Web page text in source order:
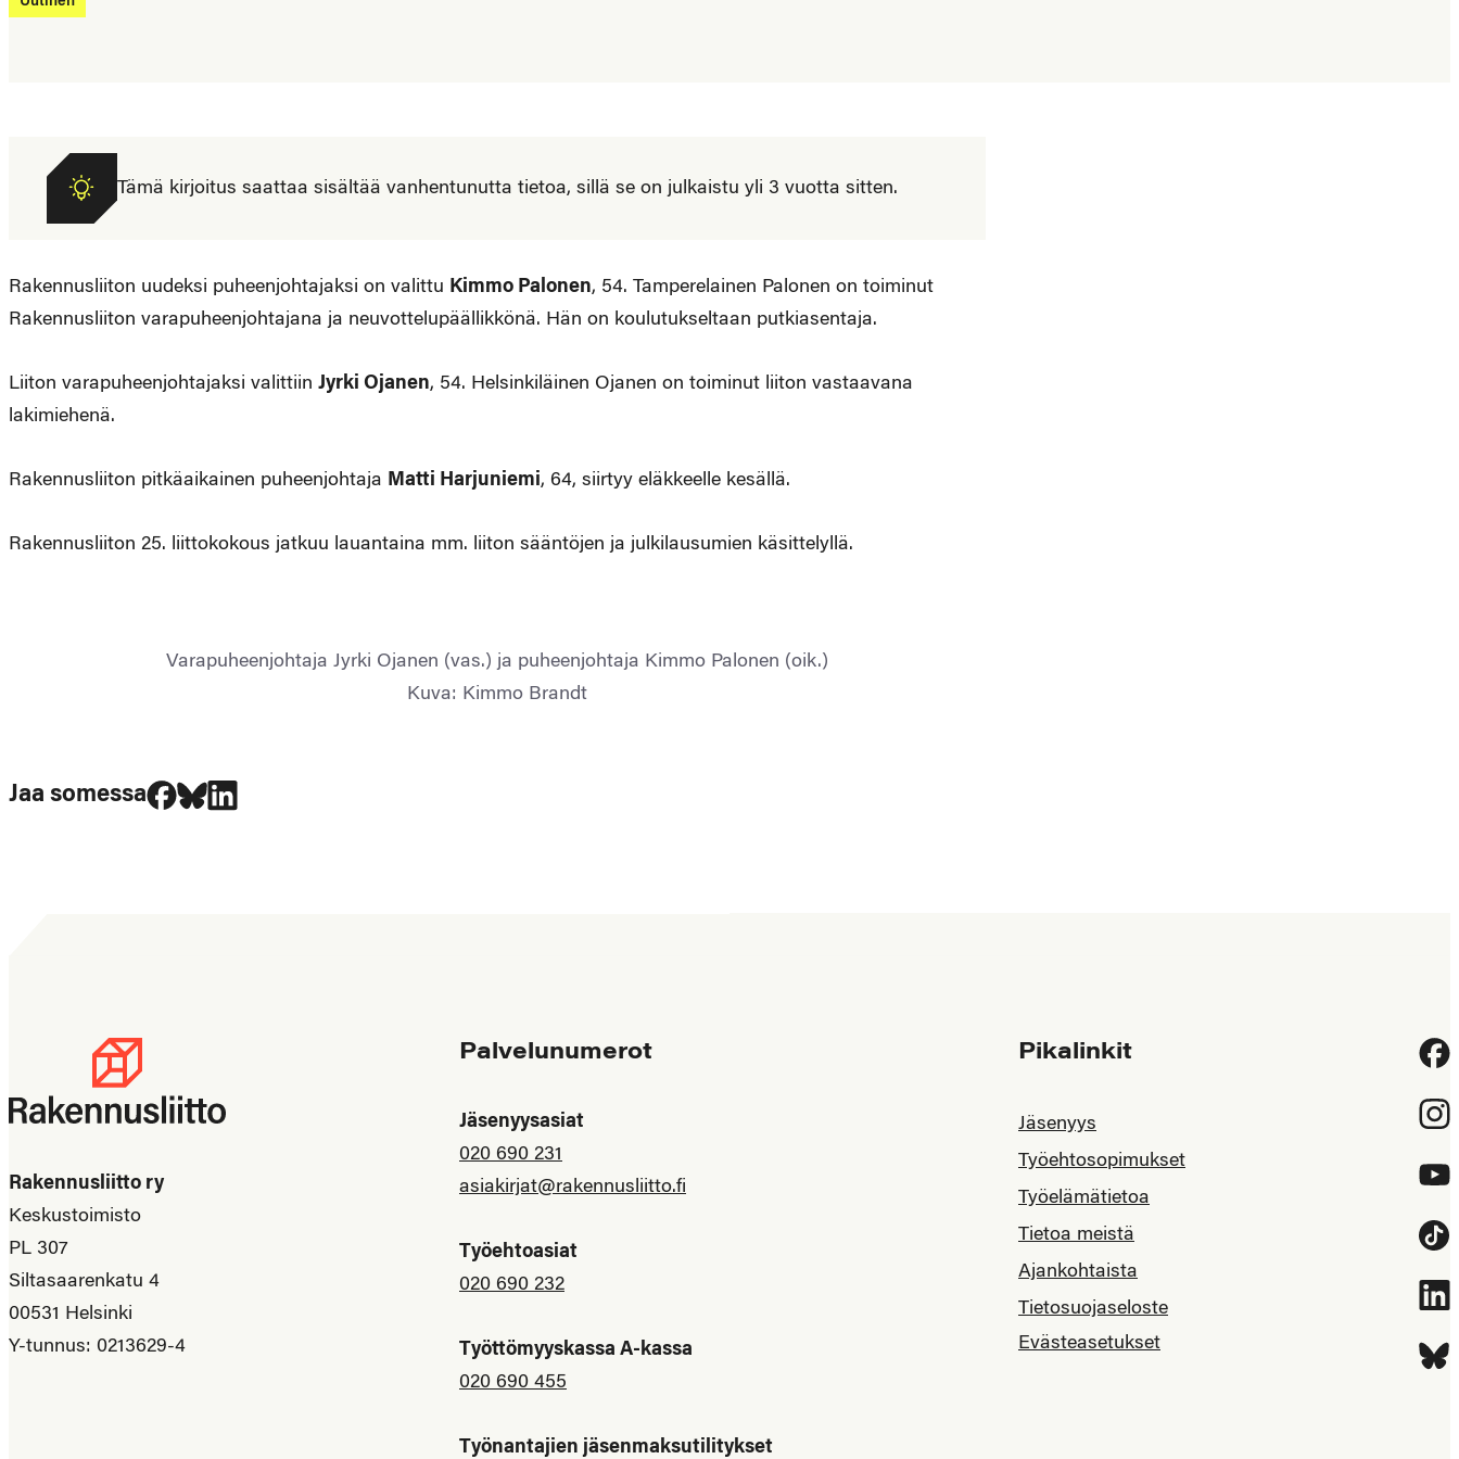
Tämä kirjoitus saattaa sisältää vanhentunutta tietoa, sillä se on julkaistu yli 3 vuotta sitten.
Rakennusliiton uudeksi puheenjohtajaksi on valittu Kimmo Palonen, 54. Tamperelainen Palonen on toiminut
Rakennusliiton varapuheenjohtajana ja neuvottelupäällikkönä. Hän on koulutukseltaan putkiasentaja.
Liiton varapuheenjohtajaksi valittiin Jyrki Ojanen, 54. Helsinkiläinen Ojanen on toiminut liiton vastaavana
lakimiehenä.
Rakennusliiton pitkäaikainen puheenjohtaja Matti Harjuniemi, 64, siirtyy eläkkeelle kesällä.
Rakennusliiton 25. liittokokous jatkuu lauantaina mm. liiton sääntöjen ja julkilausumien käsittelyllä.
Varapuheenjohtaja Jyrki Ojanen (vas.) ja puheenjohtaja Kimmo Palonen (oik.)
Kuva: Kimmo Brandt
Jaa somessa
Jaa Facebookissa
Jaa Blueskyssa
Jaa LinkedIn:ssä
Rakennusliitto ry
Keskustoimisto
PL 307
Siltasaarenkatu 4
00531 Helsinki
Y-tunnus: 0213629-4
Palvelunumerot
Jäsenyysasiat
020 690 231
asiakirjat@rakennusliitto.fi
Työehtoasiat
020 690 232
Työttömyyskassa A-kassa
020 690 455
Työnantajien jäsenmaksutilitykset
Pikalinkit
Jäsenyys
Työehtosopimukset
Työelämätietoa
Tietoa meistä
Ajankohtaista
Tietosuojaseloste
Evästeasetukset